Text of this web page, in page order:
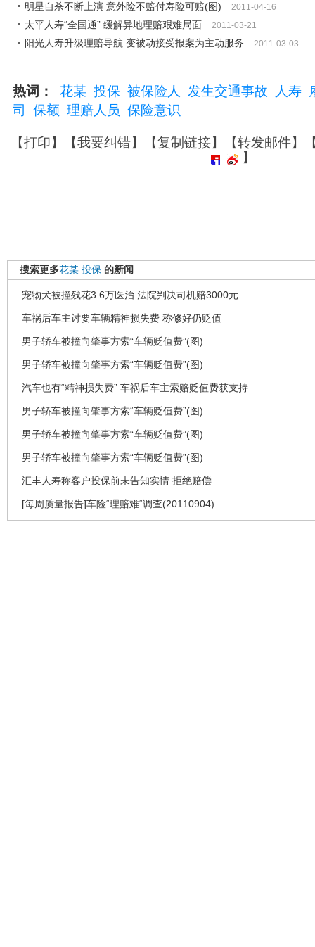
明星自杀不断上演 意外险不赔付寿险可赔(图) 2011-04-16
太平人寿“全国通” 缓解异地理赔艰难局面 2011-03-21
阳光人寿升级理赔导航 变被动接受报案为主动服务 2011-03-03
热词： 花某 投保 被保险人 发生交通事故 人寿
司
保额 理赔人员 保险意识
【打印】【我要纠错】【复制链接】【转发邮件】
】
搜索更多花某 投保 的新闻
宠物犬被撞残花3.6万医治 法院判决司机赔3000元
车祸后车主讨要车辆精神损失费 称修好仍贬值
男子轿车被撞向肇事方索“车辆贬值费”(图)
男子轿车被撞向肇事方索“车辆贬值费”(图)
汽车也有“精神损失费” 车祸后车主索赔贬值费获支持
男子轿车被撞向肇事方索“车辆贬值费”(图)
男子轿车被撞向肇事方索“车辆贬值费”(图)
男子轿车被撞向肇事方索“车辆贬值费”(图)
汇丰人寿称客户投保前未告知实情 拒绝赔偿
[每周质量报告]车险“理赔难“调查(20110904)